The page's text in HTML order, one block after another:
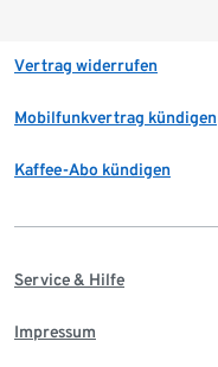
Vertrag widerrufen
Mobilfunkvertrag kündigen
Kaffee-Abo kündigen
Service & Hilfe
Impressum